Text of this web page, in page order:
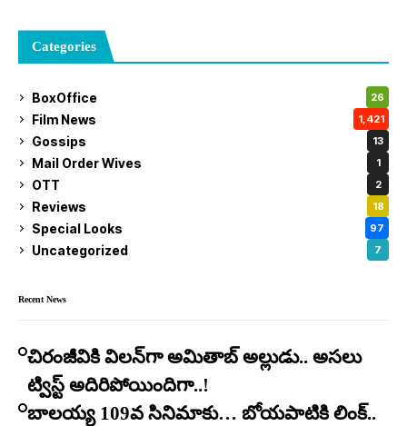
Categories
BoxOffice 26
Film News 1,421
Gossips 13
Mail Order Wives 1
OTT 2
Reviews 18
Special Looks 97
Uncategorized 7
Recent News
చిరంజీవికి విలన్‌గా అమితాబ్ అల్లుడు.. అసలు
ట్విస్ట్ అదిరిపోయిందిగా..!
బాలయ్య 109వ సినిమాకు… బోయపాటికి లింక్..